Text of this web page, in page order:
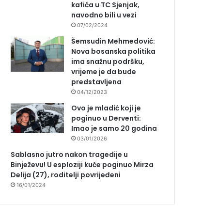
kafića u TC Sjenjak,
navodno bili u vezi
07/02/2024
Šemsudin Mehmedović:
Nova bosanska politika
ima snažnu podršku,
vrijeme je da bude
predstavljena
04/12/2023
Ovo je mladić koji je
poginuo u Derventi:
Imao je samo 20 godina
03/01/2026
Sablasno jutro nakon tragedije u
Binježevu! U esploziji kuće poginuo Mirza
Delija (27), roditelji povrijeđeni
16/01/2024